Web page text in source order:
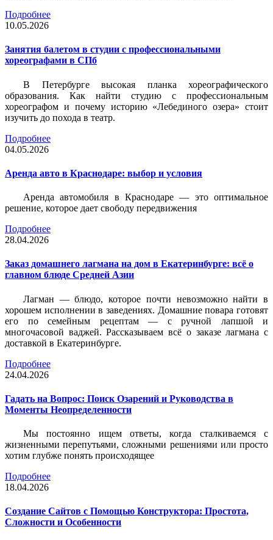
Подробнее
10.05.2026
Занятия балетом в студии с профессиональными
хореографами в СПб
В Петербурге высокая планка хореографического
образования. Как найти студию с профессиональным
хореографом и почему историю «Лебединого озера» стоит
изучить до похода в театр.
Подробнее
04.05.2026
Аренда авто в Краснодаре: выбор и условия
Аренда автомобиля в Краснодаре — это оптимальное
решение, которое дает свободу передвижения
Подробнее
28.04.2026
Заказ домашнего лагмана на дом в Екатеринбурге: всё о
главном блюде Средней Азии
Лагман — блюдо, которое почти невозможно найти в
хорошем исполнении в заведениях. Домашние повара готовят
его по семейным рецептам — с ручной лапшой и
многочасовой ваджей. Рассказываем всё о заказе лагмана с
доставкой в Екатеринбурге.
Подробнее
24.04.2026
Гадать на Вопрос: Поиск Озарений и Руководства в
Моменты Неопределенности
Мы постоянно ищем ответы, когда сталкиваемся с
жизненными перепутьями, сложными решениями или просто
хотим глубже понять происходящее
Подробнее
18.04.2026
Создание Сайтов с Помощью Конструктора: Простота,
Сложности и Особенности